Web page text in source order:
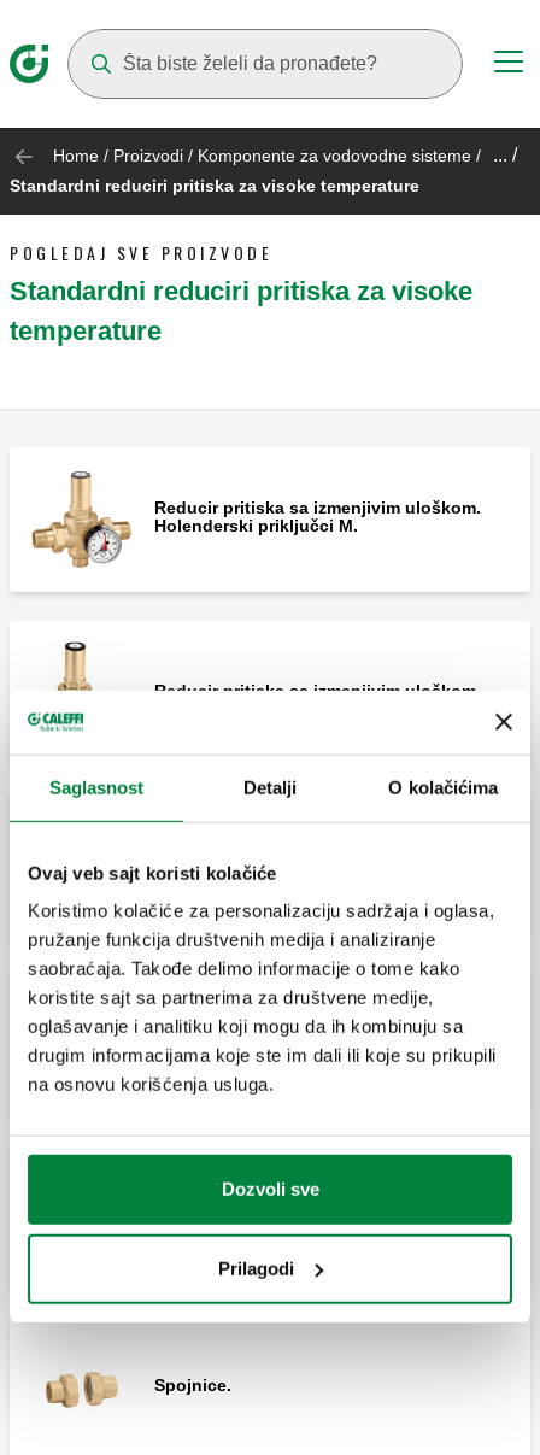
Saglasnost Detalji O kolačićima
Ovaj veb sajt koristi kolačiće
Koristimo kolačiće za personalizaciju sadržaja i oglasa,
pružanje funkcija društvenih medija i analiziranje
saobraćaja. Takođe delimo informacije o tome kako
koristite sajt sa partnerima za društvene medije,
oglašavanje i analitiku koji mogu da ih kombinuju sa
drugim informacijama koje ste im dali ili koje su prikupili
na osnovu korišćenja usluga.
Dozvoli sve
Prilagodi
Home / Proizvodi / Komponente za vodovodne sisteme / ... /
Standardni reduciri pritiska za visoke temperature
POGLEDAJ SVE PROIZVODE
Standardni reduciri pritiska za visoke
temperature
Reducir pritiska sa izmenjivim uloškom.
Holenderski priključci M.
Reducir pritiska sa izmenjivim uloškom.
telo od bronze. Holendeski priključci M.
Reducir pritiska sa izmenljivim uloškom,
telo od bronze. Prirubnički priključci, PN
16.
Spojnice.